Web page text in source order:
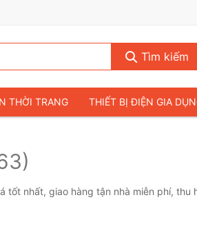
Tìm kiếm
THỜI TRANG THIẾT BỊ ĐIỆN GIA
SÁCH & TẠP CHÍ MÁY TÍNH &
tốt nhất, giao hàng tận nhà miễn phí, thu